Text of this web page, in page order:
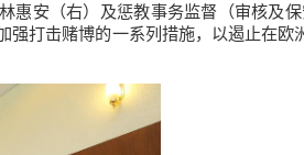
惠安（右）及惩教事务监督（审核及
强打击赌博的一系列措施，以遏止在欧